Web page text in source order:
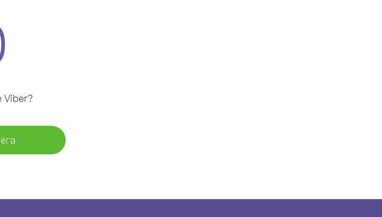
Viber?